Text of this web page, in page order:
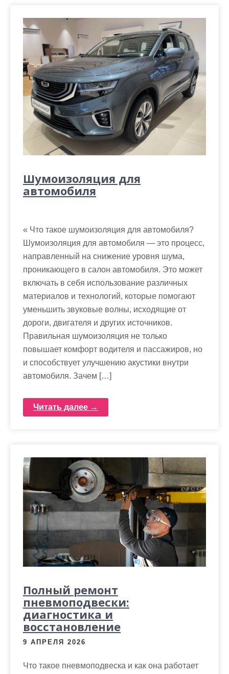
Шумоизоляция для
автомобиля
« Что такое шумоизоляция для автомобиля?
Шумоизоляция для автомобиля — это процесс,
направленный на снижение уровня шума,
проникающего в салон автомобиля. Это может
включать в себя использование различных
материалов и технологий, которые помогают
уменьшить звуковые волны, исходящие от
дороги, двигателя и других источников.
Правильная шумоизоляция не только
повышает комфорт водителя и пассажиров, но
и способствует улучшению акустики внутри
автомобиля. Зачем […]
Читать далее →
Полный ремонт
пневмоподвески:
диагностика и
восстановление
9 АПРЕЛЯ 2026
Что такое пневмоподвеска и как она работает